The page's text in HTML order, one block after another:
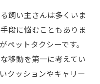
飼い主さんは多くいま
段に悩むこともありま
ペットタクシーです。
移動を第一に考えてい
クッションやキャリー